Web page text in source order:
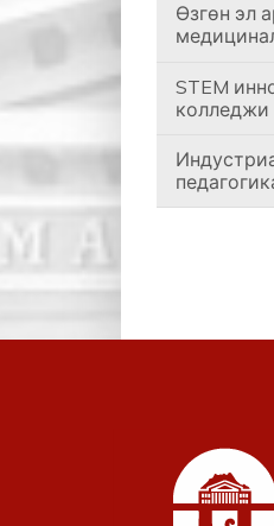
Өзгөн эл
STEM
колледжи